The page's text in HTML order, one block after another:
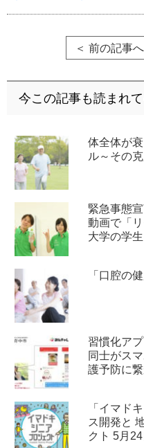
＜ 前の記事へ
今この記事も読まれ
体全体が
ル～その
緊急事態
動画で「
大学の学
「口腔の
習慣化ア
同士がス
護予防に
「イマド
ス開発と
クト 5月